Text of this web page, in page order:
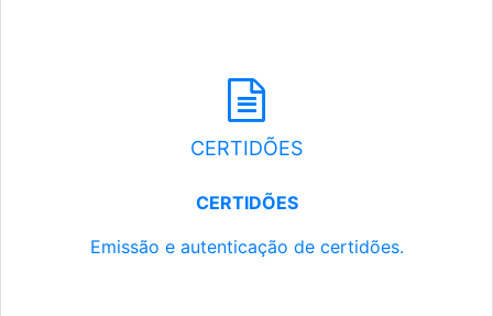
CERTIDÕES
CERTIDÕES
Emissão e autenticação de certidões.